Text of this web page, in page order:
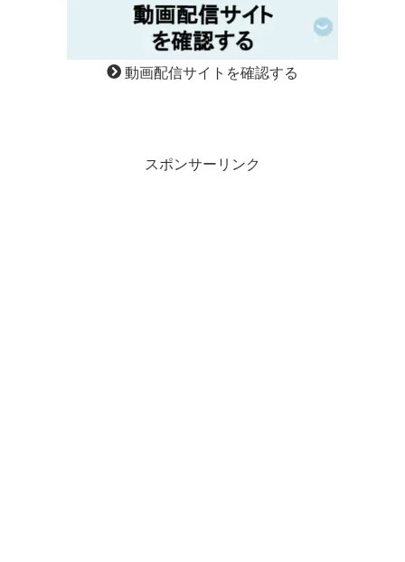
動画配信サイトを確認する
スポンサーリンク